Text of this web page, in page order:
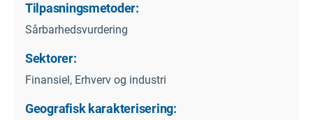
Tilpasningsmetoder:
Sårbarhedsvurdering
Sektorer:
Finansiel, Erhverv og industri
Geografisk karakterisering: